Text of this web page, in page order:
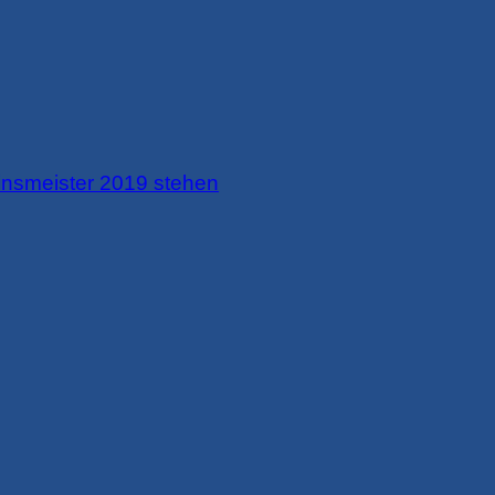
2019 stehen